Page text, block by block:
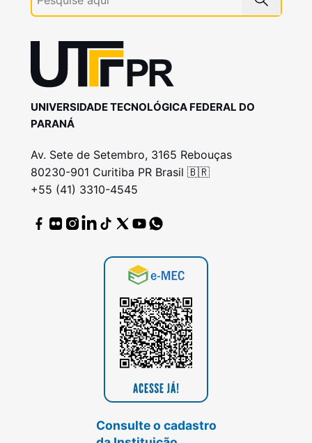
UNIVERSIDADE TECNOLÓGICA FEDERAL DO
PARANÁ
Av. Sete de Setembro, 3165 Rebouças
80230-901 Curitiba PR Brasil 🇧🇷
+55 (41) 3310-4545
Consulte o cadastro